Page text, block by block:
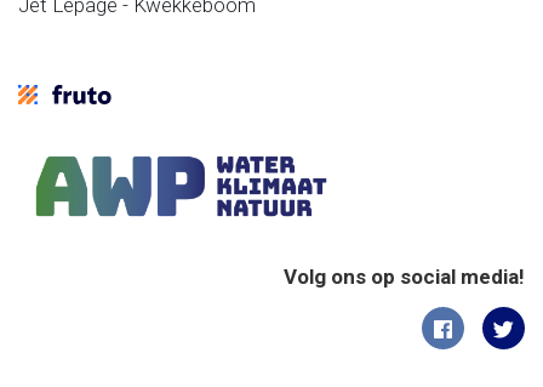
Jet Lepage - Kwekkeboom
Volg ons op social media!